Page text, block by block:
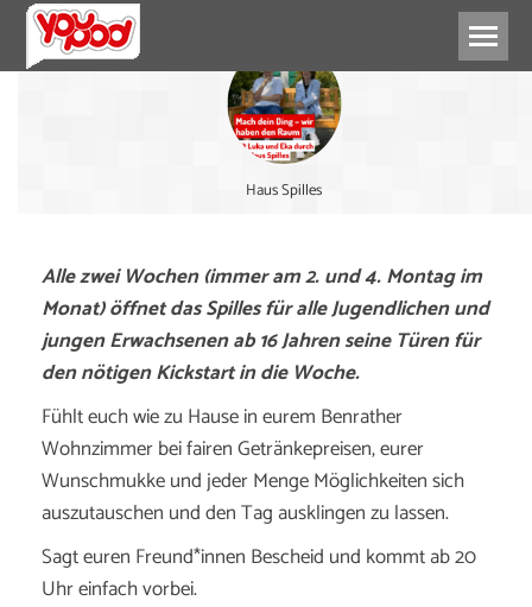
Haus Spilles
Alle zwei Wochen (immer am 2. und 4. Montag im
Monat) öffnet das Spilles für alle Jugendlichen und
jungen Erwachsenen ab 16 Jahren seine Türen für
den nötigen Kickstart in die Woche.
Fühlt euch wie zu Hause in eurem Benrather
Wohnzimmer bei fairen Getränkepreisen, eurer
Wunschmukke und jeder Menge Möglichkeiten sich
auszutauschen und den Tag ausklingen zu lassen.
Sagt euren Freund*innen Bescheid und kommt ab 20
Uhr einfach vorbei.